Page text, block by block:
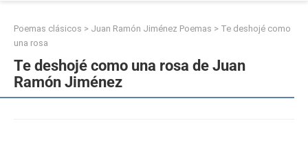
Poemas clásicos > Juan Ramón Jiménez Poemas > Te deshojé como
una rosa
Te deshojé como una rosa de Juan
Ramón Jiménez